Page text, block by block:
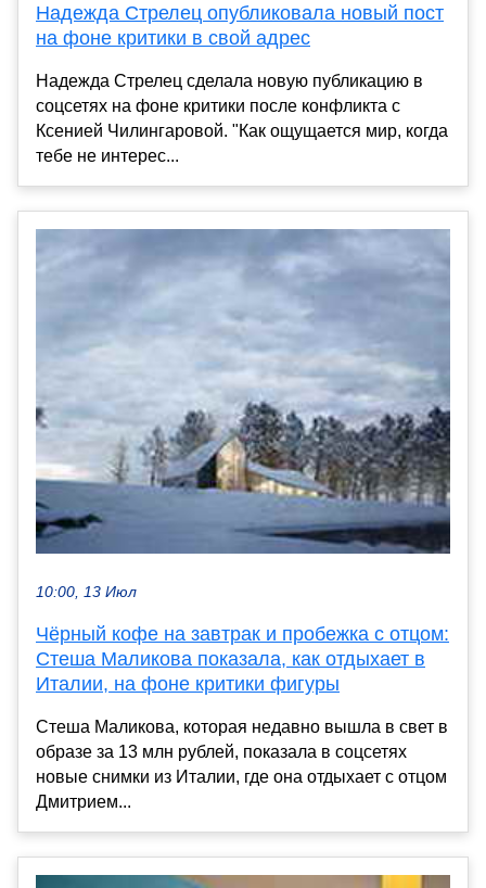
Надежда Стрелец опубликовала новый пост
на фоне критики в свой адрес
Надежда Стрелец сделала новую публикацию в
соцсетях на фоне критики после конфликта с
Ксенией Чилингаровой. "Как ощущается мир, когда
тебе не интерес...
10:00, 13 Июл
Чёрный кофе на завтрак и пробежка с отцом:
Стеша Маликова показала, как отдыхает в
Италии, на фоне критики фигуры
Стеша Маликова, которая недавно вышла в свет в
образе за 13 млн рублей, показала в соцсетях
новые снимки из Италии, где она отдыхает с отцом
Дмитрием...